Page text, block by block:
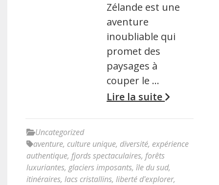
Zélande est une
aventure
inoubliable qui
promet des
paysages à
couper le …
Lire la suite
Uncategorized
aventure, culture unique, diversité, expérience
authentique, fjords spectaculaires, forêts
luxuriantes, glaciers imposants, île du sud,
itinéraires, lacs cristallins, liberté d'explorer,